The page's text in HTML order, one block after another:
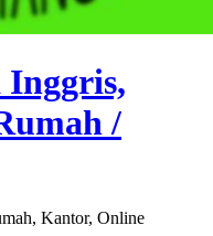
Inggris,
/
Kantor, Online